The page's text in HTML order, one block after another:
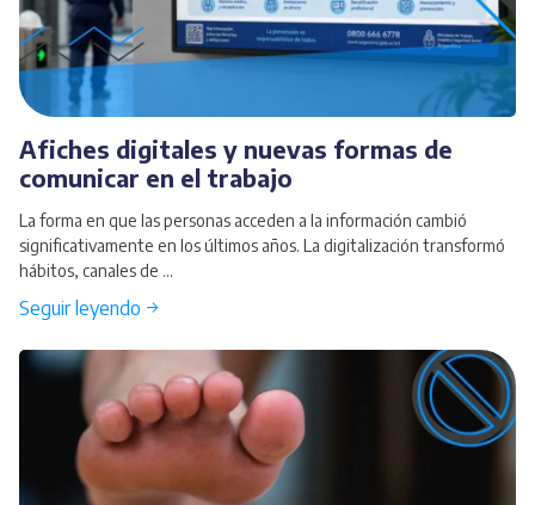
Afiches digitales y nuevas formas de
comunicar en el trabajo
La forma en que las personas acceden a la información cambió
significativamente en los últimos años. La digitalización transformó
hábitos, canales de ...
Seguir leyendo →